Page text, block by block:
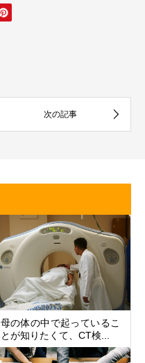
母の体の中で起っているこ
とが知りたくて、CT検...